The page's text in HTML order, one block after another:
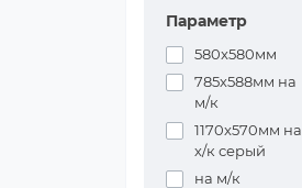
Параметр
580x580мм
785х588мм на
м/к
1170x570мм на
х/к серый
на м/к